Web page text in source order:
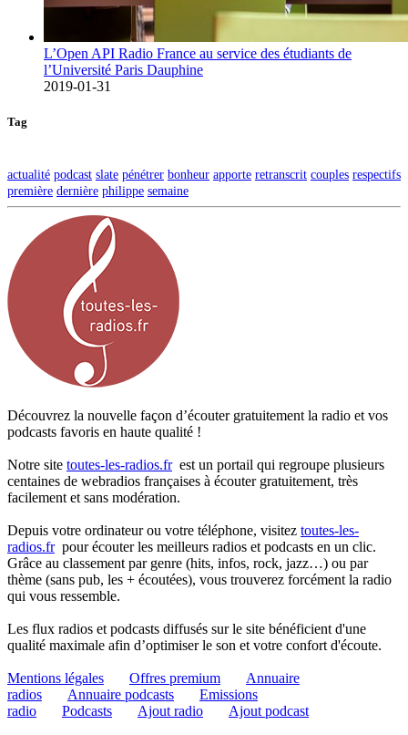
L’Open API Radio France au service des étudiants de
l’Université Paris Dauphine
2019-01-31
Tag
actualité podcast slate pénétrer bonheur apporte retranscrit couples respectifs
première dernière philippe semaine
Découvrez la nouvelle façon d’écouter gratuitement la radio et vos
podcasts favoris en haute qualité !
Notre site toutes-les-radios.frest un portail qui regroupe plusieurs
centaines de webradios françaises à écouter gratuitement, très
facilement et sans modération.
Depuis votre ordinateur ou votre téléphone, visitez toutes-les-
radios.frpour écouter les meilleurs radios et podcasts en un clic.
Grâce au classement par genre (hits, infos, rock, jazz…) ou par
thème (sans pub, les + écoutées), vous trouverez forcément la radio
qui vous ressemble.
Les flux radios et podcasts diffusés sur le site bénéficient d'une
qualité maximale afin d’optimiser le son et votre confort d'écoute.
Mentions légales Offres premium
Annuaire
radios
Annuaire podcasts
Emissions
radio
Podcasts Ajout radio Ajout podcast